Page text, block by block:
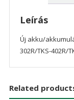
Leírás
Új akku/
302R/TKS-402R/
Related